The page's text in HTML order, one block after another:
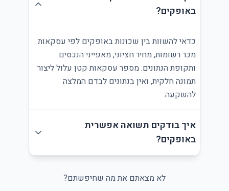
באופקים?
כדאי להשוות בין שכונות באופקים לפי עסקאות
מכר רשומות, מחיר חציוני, מאפייני הנכסים
ותקופת הנתונים. מספר עסקאות קטן עלול ליצור
תמונה חלקית, ואין בנתונים לבדם המלצה
להשקעה.
איך בודקים תשואה אפשרית
באופקים?
לא מצאתם את מה שחיפשתם?